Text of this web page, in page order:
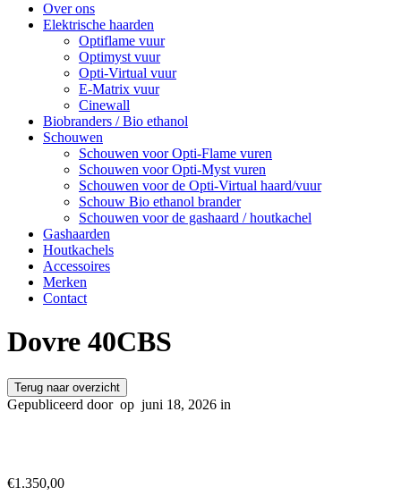
Over ons
Elektrische haarden
Optiflame vuur
Optimyst vuur
Opti-Virtual vuur
E-Matrix vuur
Cinewall
Biobranders / Bio ethanol
Schouwen
Schouwen voor Opti-Flame vuren
Schouwen voor Opti-Myst vuren
Schouwen voor de Opti-Virtual haard/vuur
Schouw Bio ethanol brander
Schouwen voor de gashaard / houtkachel
Gashaarden
Houtkachels
Accessoires
Merken
Contact
Dovre 40CBS
Terug naar overzicht
Gepubliceerd door op juni 18, 2026 in
€1.350,00